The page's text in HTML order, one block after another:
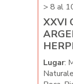
> 8 al
XXVI
Lugar: